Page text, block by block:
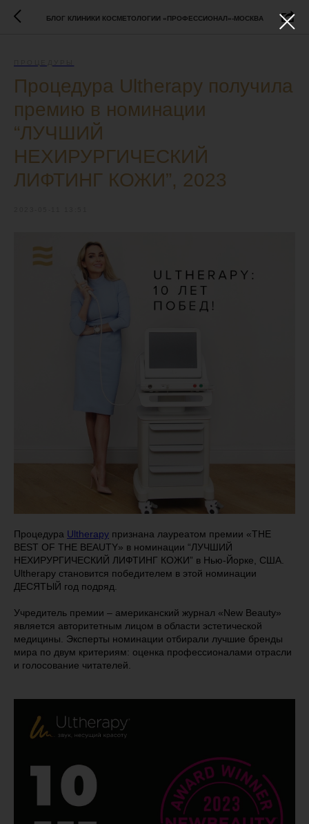
БЛОГ КЛИНИКИ КОСМЕТОЛОГИИ «ПРОФЕССИОНАЛ»-МОСКВА
Процедура Ultherapy получила
премию в номинации
“ЛУЧШИЙ
НЕХИРУРГИЧЕСКИЙ
ЛИФТИНГ КОЖИ”, 2023
Процедура Ultherapy признана лауреатом премии «THE
BEST OF THE BEAUTY» в номинации “ЛУЧШИЙ
НЕХИРУРГИЧЕСКИЙ ЛИФТИНГ КОЖИ” в Нью-Йорке, США.
Ultherapy становится победителем в этой номинации
ДЕСЯТЫЙ год подряд.
Учредитель премии – американский журнал «New Beauty»
является авторитетным лицом в области эстетической
медицины. Эксперты номинации отбирали лучшие бренды
мира по двум критериям: оценка профессионалами отрасли
и голосование читателей.